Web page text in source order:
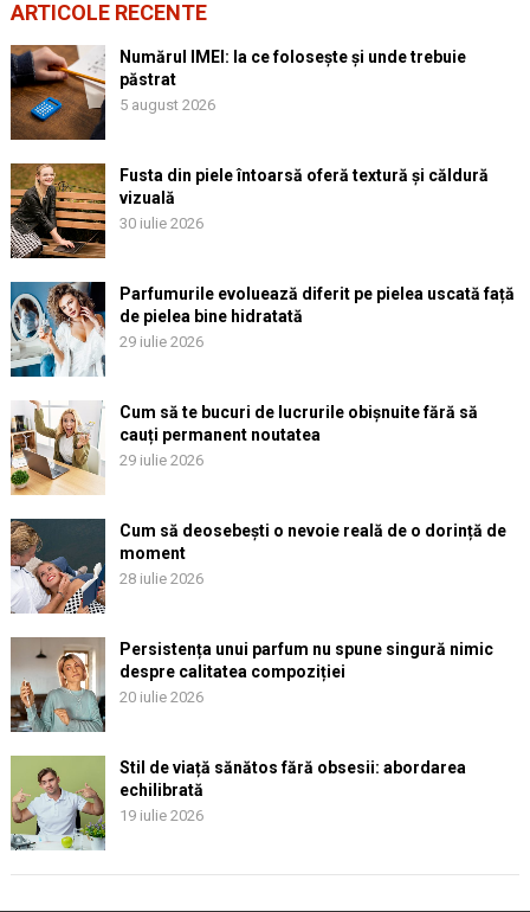
ARTICOLE RECENTE
Numărul IMEI: la ce folosește și unde trebuie
păstrat
5 august 2026
Fusta din piele întoarsă oferă textură și căldură
vizuală
30 iulie 2026
Parfumurile evoluează diferit pe pielea uscată față
de pielea bine hidratată
29 iulie 2026
Cum să te bucuri de lucrurile obișnuite fără să
cauți permanent noutatea
29 iulie 2026
Cum să deosebești o nevoie reală de o dorință de
moment
28 iulie 2026
Persistența unui parfum nu spune singură nimic
despre calitatea compoziției
20 iulie 2026
Stil de viață sănătos fără obsesii: abordarea
echilibrată
19 iulie 2026